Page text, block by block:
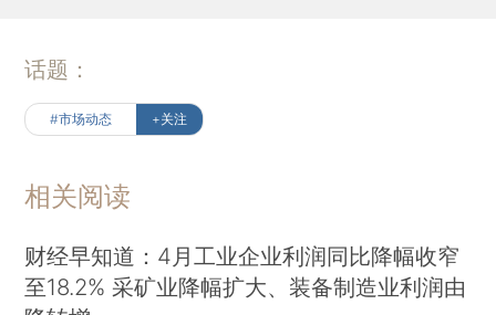
话题：
#市场动态 +关注
相关阅读
财经早知道：4月工业企业利润同比降幅收窄
至18.2% 采矿业降幅扩大、装备制造业利润由